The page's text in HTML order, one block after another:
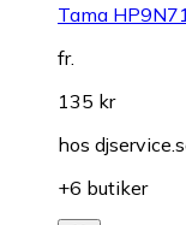
Tama
fr.
135 kr
hos
+6 butiker